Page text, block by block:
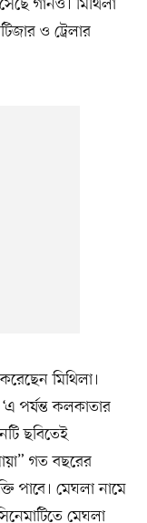
ও ট্রেলার
মিথিলা।
পর্যন্ত কলকাতার
ছবিতেই
গত বছরের
পাবে। মেঘলা নামে
মেঘলা